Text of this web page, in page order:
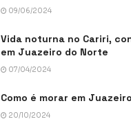
09/06/2024
Vida noturna no Cariri,
em Juazeiro do Norte
07/04/2024
Como é morar em
20/10/2024